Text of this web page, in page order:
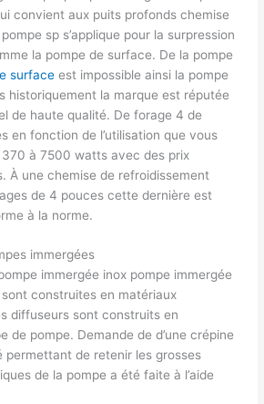
convient aux puits profonds chemise
sp s’applique pour la surpression
la pompe de surface. De la pompe
surface est impossible ainsi la pompe
historiquement la marque est réputée
de haute qualité. De forage 4 de
en fonction de l’utilisation que vous
à 7500 watts avec des prix
À une chemise de refroidissement
de 4 pouces cette dernière est
à la norme.
immergées
immergée inox pompe immergée
construites en matériaux
diffuseurs sont construits en
de pompe. Demande de d’une crépine
permettant de retenir les grosses
de la pompe a été faite à l’aide